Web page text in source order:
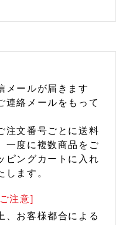
メールが届きます
連絡メールをもって
注文番号ごとに送料
一度に複数商品をご
ピングカートに入れ
します。
注意]
、お客様都合による